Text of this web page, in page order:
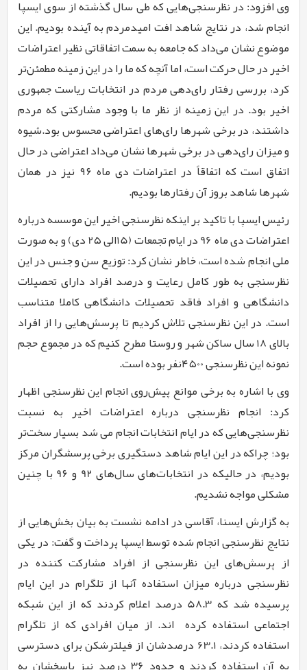
وی افزود: در نظرسنجی‌هایی که طی سال گذشته از سوی ایسپا
انجام شد، در نتایج شاهد افت امیدمردم به آینده بودیم. این
موضوع نشان می‌دادکه جامعه به سمت اتفاقاتی نظیر اعتراضات
اخیر در حال حرکت است، اما آنچه که ما را در این زمینه مطمئن‌تر
کرد، بررسی رفتار رای‌دهی مردم در انتخابات ریاست جمهوری
اخیر بود. در این زمینه از نظر ما با وجود مشارکتی که مردم
داشتند، در برخی شهرها رای‌های اعتراضی محسوس بود.شیوه
و میزان رای‌دهی در برخی شهرها نشان می‌داد اعتراضی در حال
اتفاق است که اتفاقاً در اعتراضات دی ماه ۹۶ نیز در همان
شهرها شاهد بروز آن رفتارها بودیم.
رئیس ایسپا با تاکید بر اینکه نظرسنجی اخیر این موسسه درباره
اعتراضات دی ماه96در ایام تجمعات (15الی2۵دی) و به صورت
ملی انجام شده است، خاطر نشان کرد: توزیع سن و جنس در این
نظرسنجی به طور کامل رعایت و درصد افراد دارای تحصیلات
دانشگاهی و افراد فاقد تحصیلات دانشگاهی کاملا متناسب
است. در این نظرسنجی تلاش کردیم تا پرسش‌هایی را از افراد
بالای18سال ساکن شهر و روستا مطرح کنیم که در مجموع حجم
نمونه این نظرسنجی۴۵00نفر بوده است.
وی با اشاره به برخی موانع پیش‌روی انجام این نظرسنجی اظهار
کرد: انجام نظرسنجی درباره اعتراضات اخیر به نسبت
نظرسنجی‌هایی که در ایام انتخابات انجام می شد بسیار سخت‌تر
بود؛ چراکه در این ایام شاهد دستگیری برخی پرسشگران مرکز
بودیم، در حالیکه در انتخابات‌های سال‌های 92 و 9۶ با چنین
مشکلی مواجه نشدیم.
به گزارش ایسنا، آقاسی در ادامه نشست به بیان بخش‌هایی از
نتایج نظرسنجی انجام شده توسط ایسپا پرداخت و گفت: در یکی
از پرسش‌های این نظرسنجی از افراد مشارکت کننده در
نظرسنجی درباره میزان استفاده آنها از تلگرام در این ایام
پرسیده شد که 58.3 درصد اعلام کردند که از این شبکه
اجتماعی استفاده کرده ­اند. از میان افرادی که از تلگرام
استفاده کردند،63.1 درصدشان از فیلترشکن برای دسترسی